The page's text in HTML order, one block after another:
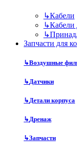
↳Кабели
↳Кабели
↳
Запчасти для
↳Воздушные
↳Датчики
↳Детали корпуса
↳Дренаж
↳Запчасти